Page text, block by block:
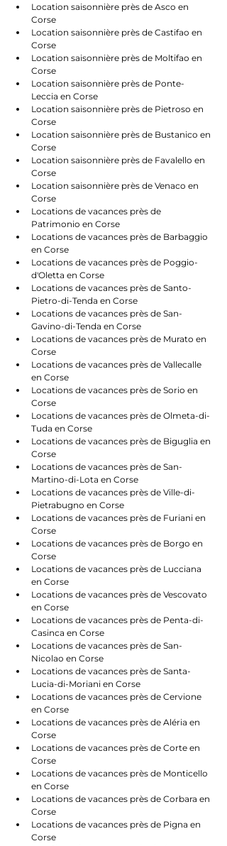
Location saisonnière près de Asco en
Corse
Location saisonnière près de Castifao en
Corse
Location saisonnière près de Moltifao en
Corse
Location saisonnière près de Ponte-
Leccia en Corse
Location saisonnière près de Pietroso en
Corse
Location saisonnière près de Bustanico en
Corse
Location saisonnière près de Favalello en
Corse
Location saisonnière près de Venaco en
Corse
Locations de vacances près de
Patrimonio en Corse
Locations de vacances près de Barbaggio
en Corse
Locations de vacances près de Poggio-
d'Oletta en Corse
Locations de vacances près de Santo-
Pietro-di-Tenda en Corse
Locations de vacances près de San-
Gavino-di-Tenda en Corse
Locations de vacances près de Murato en
Corse
Locations de vacances près de Vallecalle
en Corse
Locations de vacances près de Sorio en
Corse
Locations de vacances près de Olmeta-di-
Tuda en Corse
Locations de vacances près de Biguglia en
Corse
Locations de vacances près de San-
Martino-di-Lota en Corse
Locations de vacances près de Ville-di-
Pietrabugno en Corse
Locations de vacances près de Furiani en
Corse
Locations de vacances près de Borgo en
Corse
Locations de vacances près de Lucciana
en Corse
Locations de vacances près de Vescovato
en Corse
Locations de vacances près de Penta-di-
Casinca en Corse
Locations de vacances près de San-
Nicolao en Corse
Locations de vacances près de Santa-
Lucia-di-Moriani en Corse
Locations de vacances près de Cervione
en Corse
Locations de vacances près de Aléria en
Corse
Locations de vacances près de Corte en
Corse
Locations de vacances près de Monticello
en Corse
Locations de vacances près de Corbara en
Corse
Locations de vacances près de Pigna en
Corse